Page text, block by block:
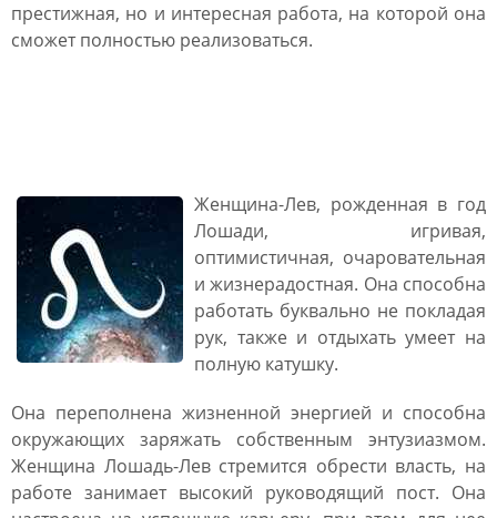
престижная, но и интересная работа, на которой она
сможет полностью реализоваться.
Женщина-Лев, рожденная в год
Лошади, игривая,
оптимистичная, очаровательная
и жизнерадостная. Она способна
работать буквально не покладая
рук, также и отдыхать умеет на
полную катушку.
Она переполнена жизненной энергией и способна
окружающих заряжать собственным энтузиазмом.
Женщина Лошадь-Лев стремится обрести власть, на
работе занимает высокий руководящий пост. Она